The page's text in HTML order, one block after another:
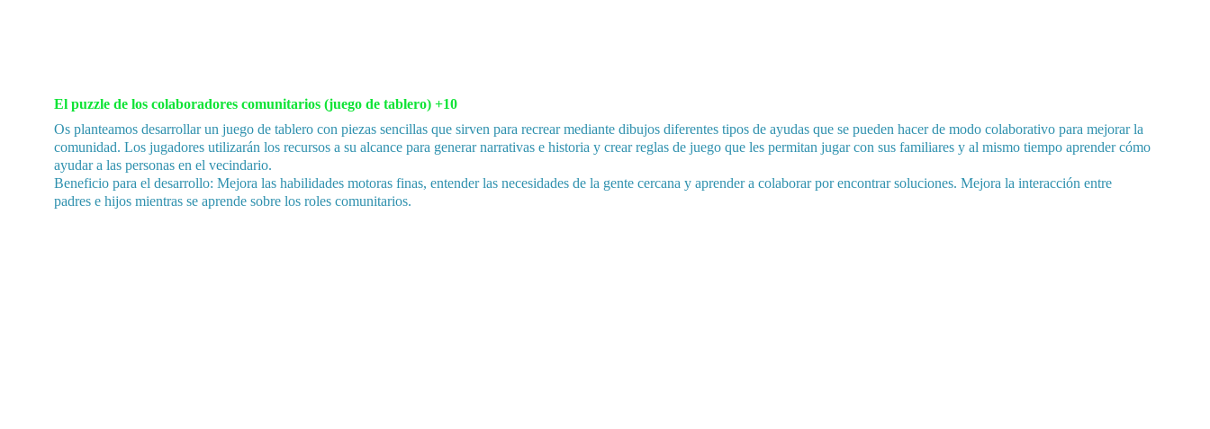
El puzzle de los colaboradores comunitarios (juego de tablero) +10
Os planteamos desarrollar un juego de tablero con piezas sencillas que sirven para recrear mediante dibujos diferentes tipos de ayudas que se pueden hacer de modo colaborativo para mejorar la
comunidad. Los jugadores utilizarán los recursos a su alcance para generar narrativas e historia y crear reglas de juego que les permitan jugar con sus familiares y al mismo tiempo aprender cómo
ayudar a las personas en el vecindario.
Beneficio para el desarrollo: Mejora las habilidades motoras finas, entender las necesidades de la gente cercana y aprender a colaborar por encontrar soluciones. Mejora la interacción entre
padres e hijos mientras se aprende sobre los roles comunitarios.